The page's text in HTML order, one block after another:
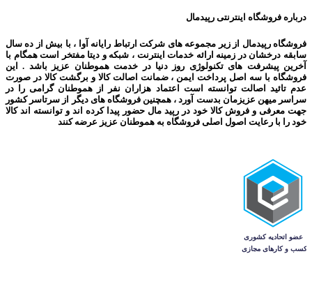
درباره فروشگاه اینترنتی رپیدمال
فروشگاه رپیدمال از زیر مجموعه های شرکت ارتباط رایانه آوا ، با بیش از ده سال
سابقه درخشان در زمینه ارائه خدمات اینترنت ، شبکه و دیتا مفتخر است همگام با
آخرین پیشرفت های تکنولوژی روز دنیا در خدمت هموطنان عزیز باشد . این
فروشگاه با سه اصل پرداخت ایمن ، ضمانت اصالت کالا و برگشت کالا در صورت
عدم تائید اصالت توانسته است اعتماد هزاران نفر از هموطنان گرامی را در
سراسر میهن عزیزمان بدست آورد ، همچنین فروشگاه های دیگر از سرتاسر کشور
جهت معرفی و فروش کالا خود در رپید مال حضور پیدا کرده اند و توانسته اند کالا
خود را با رعایت اصول اصلی فروشگاه به هموطنان عزیز عرضه کنند